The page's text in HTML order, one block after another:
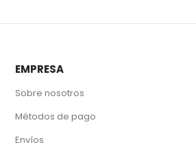
EMPRESA
Sobre nosotros
Métodos de pago
Envíos